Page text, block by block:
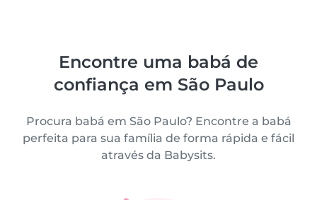
Encontre uma babá de
confiança em São Paulo
Procura babá em São Paulo? Encontre a babá
perfeita para sua família de forma rápida e fácil
através da Babysits.